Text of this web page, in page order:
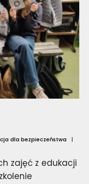
dla bezpieczeństwa
|
zajęć z edukacji